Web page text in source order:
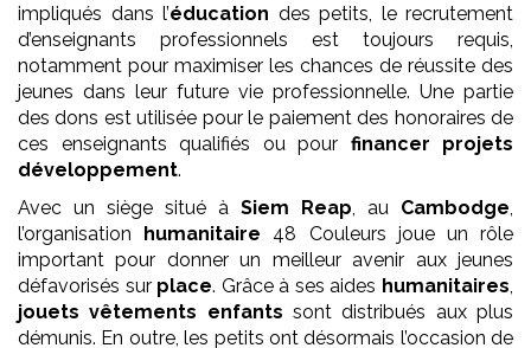
impliqués dans l’éducation des petits, le recrutement
d’enseignants professionnels est toujours requis,
notamment pour maximiser les chances de réussite des
jeunes dans leur future vie professionnelle. Une partie
des dons est utilisée pour le paiement des honoraires de
ces enseignants qualifiés ou pour financer projets
développement.
Avec un siège situé à Siem Reap , au Cambodge
l’organisation humanitaire 48 Couleurs joue un rôle
important pour donner un meilleur avenir aux jeunes
défavorisés sur place. Grâce à ses aides humanitaires
jouets vêtements enfants sont distribués aux plus
démunis. En outre, les petits ont désormais l’occasion de